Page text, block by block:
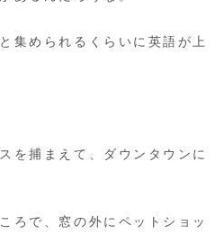
集められるくらいに英語が上
を捕まえて、ダウンタウンに
ろで、窓の外にペットショッ